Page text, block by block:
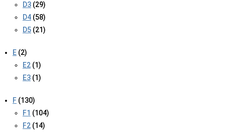
D3 (29)
D4 (58)
D5 (21)
E (2)
E2 (1)
E3 (1)
F (130)
F1 (104)
F2 (14)